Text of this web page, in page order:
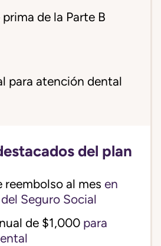
de la Parte B
para atención dental
del plan
reembolso al mes en
Seguro Social
de $1,000 para